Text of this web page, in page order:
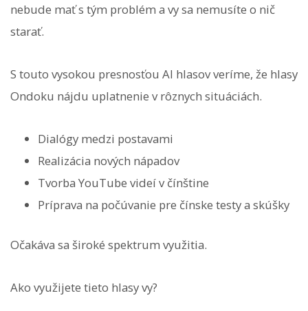
nebude mať s tým problém a vy sa nemusíte o nič
starať.
S touto vysokou presnosťou AI hlasov veríme, že hlasy
Ondoku nájdu uplatnenie v rôznych situáciách.
Dialógy medzi postavami
Realizácia nových nápadov
Tvorba YouTube videí v čínštine
Príprava na počúvanie pre čínske testy a skúšky
Očakáva sa široké spektrum využitia.
Ako využijete tieto hlasy vy?